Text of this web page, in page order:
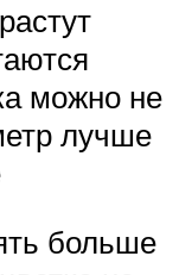
можно не
лучше
больше